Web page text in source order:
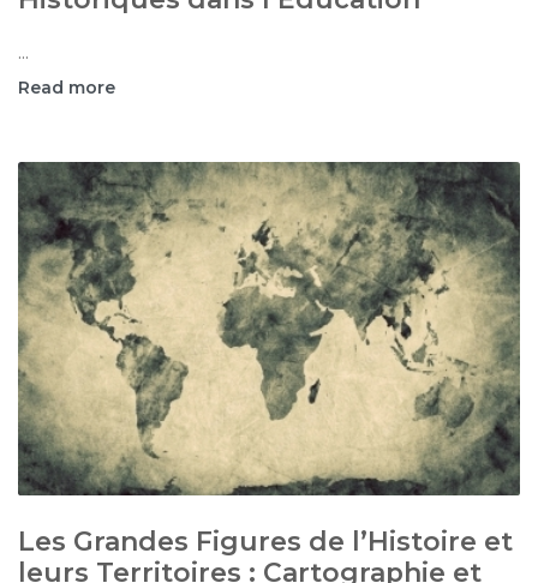
...
Read more
Les Grandes Figures de l’Histoire et
leurs Territoires : Cartographie et